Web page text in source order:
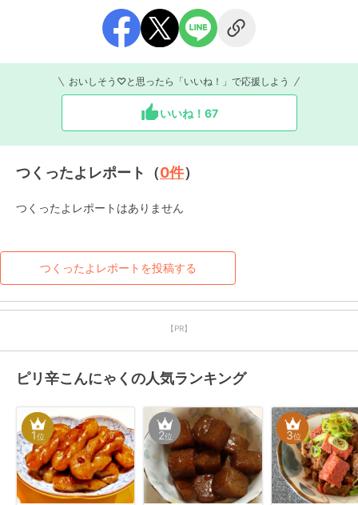
おいしそう♡と思ったら「いいね！」で応援しよう
いいね！ 67
つくったよレポート（0件）
つくったよレポートはありません
つくったよレポートを投稿する
【PR】
ピリ辛こんにゃくの人気ランキング
1位 2位 3位